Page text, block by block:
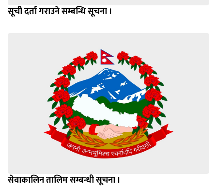
सूची दर्ता गराउने सम्बन्धि सूचना ।
सेवाकालिन तालिम सम्बन्धी सूचना ।